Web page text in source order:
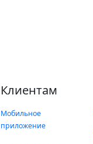
Клиентам
Мобильное
приложение